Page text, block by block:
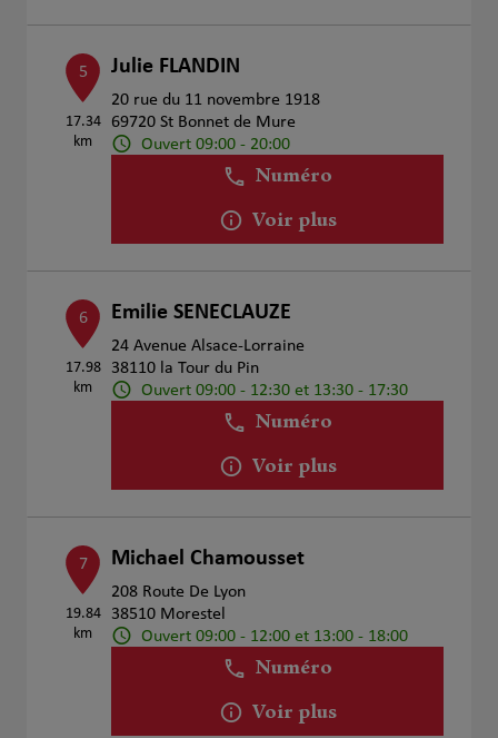
5
17.34
km
Julie FLANDIN
20 rue du 11 novembre 1918
69720 St Bonnet de Mure
Ouvert 09:00 - 20:00
Numéro
Voir plus
6
17.98
km
Emilie SENECLAUZE
24 Avenue Alsace-Lorraine
38110 la Tour du Pin
Ouvert 09:00 - 12:30 et 13:30 - 17:30
Numéro
Voir plus
7
19.84
km
Michael Chamousset
208 Route De Lyon
38510 Morestel
Ouvert 09:00 - 12:00 et 13:00 - 18:00
Numéro
Voir plus